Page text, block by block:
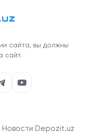
сайта, вы должны
сайт.
Новости Depozit.uz